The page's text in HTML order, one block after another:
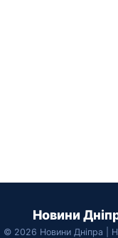
Новини
© 2026 Новини Дніпра |